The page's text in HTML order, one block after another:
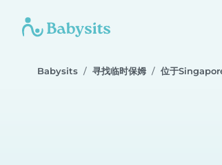
Babysits 寻找临时保姆 位于